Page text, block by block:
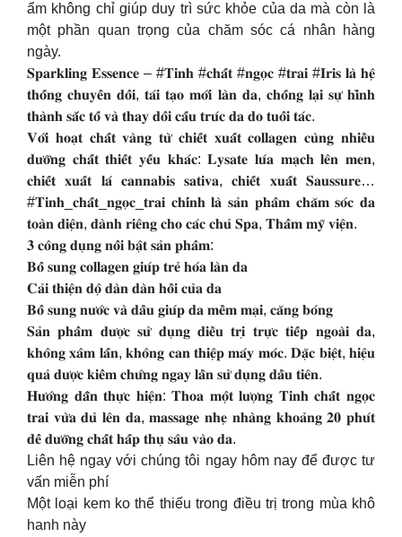
ẩm không chỉ giúp duy trì sức khỏe của da mà còn là
một phần quan trọng của chăm sóc cá nhân hàng
ngày.
𝐒𝐩𝐚𝐫𝐤𝐥𝐢𝐧𝐠 𝐄𝐬𝐬𝐞𝐧𝐜𝐞 – #𝐓𝐢𝐧𝐡 #𝐜𝐡𝐚̂́𝐭 #𝐧𝐠𝐨̣𝐜 #𝐭𝐫𝐚𝐢 #𝐈𝐫𝐢𝐬 𝐥𝐚̀ 𝐡𝐞̣̂
𝐭𝐡𝐨̂́𝐧𝐠 𝐜𝐡𝐮𝐲𝐞̂̉𝐧 𝐝𝐨̂̉𝐢, 𝐭𝐚́𝐢 𝐭𝐚̣𝐨 𝐦𝐨̛́𝐢 𝐥𝐚̀𝐧 𝐝𝐚, 𝐜𝐡𝐨̂́𝐧𝐠 𝐥𝐚̣𝐢 𝐬𝐮̛̣ 𝐡𝐢̀𝐧𝐡
𝐭𝐡𝐚̀𝐧𝐡 𝐬𝐚̆́𝐜 𝐭𝐨̂́ 𝐯𝐚̀ 𝐭𝐡𝐚𝐲 𝐝𝐨̂̉𝐢 𝐜𝐚̂́𝐮 𝐭𝐫𝐮́𝐜 𝐝𝐚 𝐝𝐨 𝐭𝐮𝐨̂̉𝐢 𝐭𝐚́𝐜.
𝐕𝐨̛́𝐢 𝐡𝐨𝐚̣𝐭 𝐜𝐡𝐚̂́𝐭 𝐯𝐚̀𝐧𝐠 𝐭𝐮̛̀ 𝐜𝐡𝐢𝐞̂́𝐭 𝐱𝐮𝐚̂́𝐭 𝐜𝐨𝐥𝐥𝐚𝐠𝐞𝐧 𝐜𝐮̀𝐧𝐠 𝐧𝐡𝐢𝐞̂̀𝐮
𝐝𝐮̛𝐨̛̃𝐧𝐠 𝐜𝐡𝐚̂́𝐭 𝐭𝐡𝐢𝐞̂́𝐭 𝐲𝐞̂́𝐮 𝐤𝐡𝐚́𝐜: 𝐋𝐲𝐬𝐚𝐭𝐞 𝐥𝐮́𝐚 𝐦𝐚̣𝐜𝐡 𝐥𝐞̂𝐧 𝐦𝐞𝐧,
𝐜𝐡𝐢𝐞̂́𝐭 𝐱𝐮𝐚̂́𝐭 𝐥𝐚́ 𝐜𝐚𝐧𝐧𝐚𝐛𝐢𝐬 𝐬𝐚𝐭𝐢𝐯𝐚, 𝐜𝐡𝐢𝐞̂́𝐭 𝐱𝐮𝐚̂́𝐭 𝐒𝐚𝐮𝐬𝐬𝐮𝐫𝐞…
#𝐓𝐢𝐧𝐡_𝐜𝐡𝐚̂́𝐭_𝐧𝐠𝐨̣𝐜_𝐭𝐫𝐚𝐢 𝐜𝐡𝐢́𝐧𝐡 𝐥𝐚̀ 𝐬𝐚̉𝐧 𝐩𝐡𝐚̂̉𝐦 𝐜𝐡𝐚̆𝐦 𝐬𝐨́𝐜 𝐝𝐚
𝐭𝐨𝐚̀𝐧 𝐝𝐢𝐞̣̂𝐧, 𝐝𝐚̀𝐧𝐡 𝐫𝐢𝐞̂𝐧𝐠 𝐜𝐡𝐨 𝐜𝐚́𝐜 𝐜𝐡𝐮̉ 𝐒𝐩𝐚, 𝐓𝐡𝐚̂̉𝐦 𝐦𝐲̃ 𝐯𝐢𝐞̣̂𝐧.
𝟑 𝐜𝐨̂𝐧𝐠 𝐝𝐮̣𝐧𝐠 𝐧𝐨̂̉𝐢 𝐛𝐚̣̂𝐭 𝐬𝐚̉𝐧 𝐩𝐡𝐚̂̉𝐦:
𝐁𝐨̂̉ 𝐬𝐮𝐧𝐠 𝐜𝐨𝐥𝐥𝐚𝐠𝐞𝐧 𝐠𝐢𝐮́𝐩 𝐭𝐫𝐞̉ 𝐡𝐨́𝐚 𝐥𝐚̀𝐧 𝐝𝐚
𝐂𝐚̉𝐢 𝐭𝐡𝐢𝐞̣̂𝐧 𝐝𝐨̣̂ 𝐝𝐚̀𝐧 𝐝𝐚̀𝐧 𝐡𝐨̂̀𝐢 𝐜𝐮̉𝐚 𝐝𝐚
𝐁𝐨̂̉ 𝐬𝐮𝐧𝐠 𝐧𝐮̛𝐨̛́𝐜 𝐯𝐚̀ 𝐝𝐚̂̀𝐮 𝐠𝐢𝐮́𝐩 𝐝𝐚 𝐦𝐞̂̀𝐦 𝐦𝐚̣𝐢, 𝐜𝐚̆𝐧𝐠 𝐛𝐨́𝐧𝐠
𝐒𝐚̉𝐧 𝐩𝐡𝐚̂̉𝐦 𝐝𝐮̛𝐨̛̣𝐜 𝐬𝐮̛̉ 𝐝𝐮̣𝐧𝐠 𝐝𝐢𝐞̂̀𝐮 𝐭𝐫𝐢̣ 𝐭𝐫𝐮̛̣𝐜 𝐭𝐢𝐞̂́𝐩 𝐧𝐠𝐨𝐚̀𝐢 𝐝𝐚,
𝐤𝐡𝐨̂𝐧𝐠 𝐱𝐚̂𝐦 𝐥𝐚̂́𝐧, 𝐤𝐡𝐨̂𝐧𝐠 𝐜𝐚𝐧 𝐭𝐡𝐢𝐞̣̂𝐩 𝐦𝐚́𝐲 𝐦𝐨́𝐜. 𝐃𝐚̣̆𝐜 𝐛𝐢𝐞̣̂𝐭, 𝐡𝐢𝐞̣̂𝐮
𝐪𝐮𝐚̉ 𝐝𝐮̛𝐨̛̣𝐜 𝐤𝐢𝐞̂̉𝐦 𝐜𝐡𝐮̛́𝐧𝐠 𝐧𝐠𝐚𝐲 𝐥𝐚̂̀𝐧 𝐬𝐮̛̉ 𝐝𝐮̣𝐧𝐠 𝐝𝐚̂̀𝐮 𝐭𝐢𝐞̂𝐧.
𝐇𝐮̛𝐨̛́𝐧𝐠 𝐝𝐚̂̃𝐧 𝐭𝐡𝐮̛̣𝐜 𝐡𝐢𝐞̣̂𝐧: 𝐓𝐡𝐨𝐚 𝐦𝐨̣̂𝐭 𝐥𝐮̛𝐨̛̣𝐧𝐠 𝐓𝐢𝐧𝐡 𝐜𝐡𝐚̂́𝐭 𝐧𝐠𝐨̣𝐜
𝐭𝐫𝐚𝐢 𝐯𝐮̛̀𝐚 𝐝𝐮̉ 𝐥𝐞̂𝐧 𝐝𝐚, 𝐦𝐚𝐬𝐬𝐚𝐠𝐞 𝐧𝐡𝐞̣ 𝐧𝐡𝐚̀𝐧𝐠 𝐤𝐡𝐨𝐚̉𝐧𝐠 𝟐𝟎 𝐩𝐡𝐮́𝐭
𝐝𝐞̂̉ 𝐝𝐮̛𝐨̛̃𝐧𝐠 𝐜𝐡𝐚̂́𝐭 𝐡𝐚̂́𝐩 𝐭𝐡𝐮̣ 𝐬𝐚̂𝐮 𝐯𝐚̀𝐨 𝐝𝐚.
Liên hệ ngay với chúng tôi ngay hôm nay để được tư
vấn miễn phí
Một loại kem ko thể thiếu trong điều trị trong mùa khô
hanh này